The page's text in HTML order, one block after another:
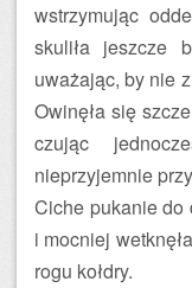
wstrzymując
skuliła jeszcze
uważając, by nie
Owinęła się
czując
nieprzyjemnie
Ciche pukanie do
i mocniej
rogu kołdry.